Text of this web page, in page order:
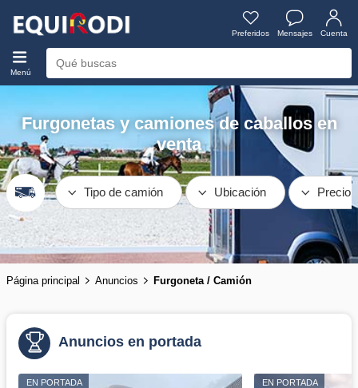
Preferidos Mensajes Cuenta
Menú
Furgonetas y camiones de caballos en
venta
Tipo de camión Ubicación Precio
Página principal Anuncios Furgoneta / Camión
Anuncios en portada
EN PORTADA EN PORTADA